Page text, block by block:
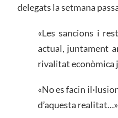
delegats la setmana
«Les sancions i
actual, juntament
rivalitat econòmica
«No es facin
d’aquesta realitat…»